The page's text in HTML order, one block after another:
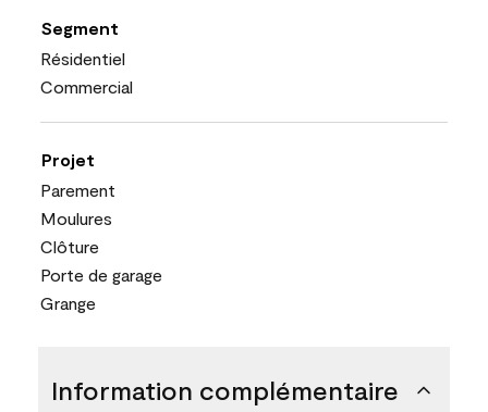
Segment
Résidentiel
Commercial
Projet
Parement
Moulures
Clôture
Porte de garage
Grange
Information complémentaire